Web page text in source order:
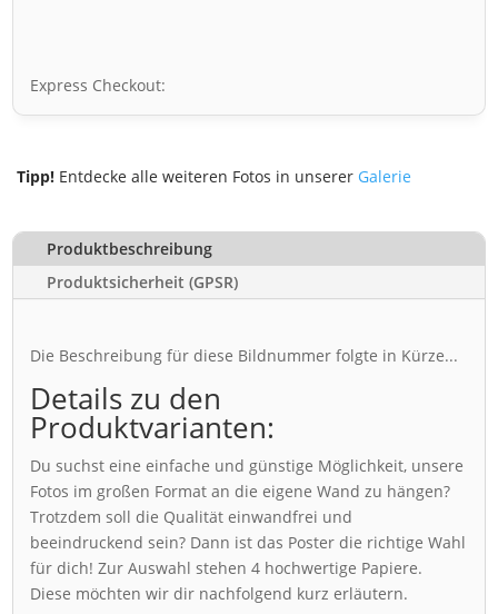
Express Checkout:
Tipp! Entdecke alle weiteren Fotos in unserer Galerie
Produktbeschreibung
Produktsicherheit (GPSR)
Die Beschreibung für diese Bildnummer folgte in Kürze...
Details zu den
Produktvarianten:
Du suchst eine einfache und günstige Möglichkeit, unsere
Fotos im großen Format an die eigene Wand zu hängen?
Trotzdem soll die Qualität einwandfrei und
beeindruckend sein? Dann ist das Poster die richtige Wahl
für dich! Zur Auswahl stehen 4 hochwertige Papiere.
Diese möchten wir dir nachfolgend kurz erläutern.